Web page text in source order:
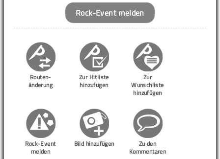
Rock-Event melden
Routen-
änderung
Zur Hitliste
hinzufügen
Zur
Wunschliste
hinzufügen
Rock-Event
melden
Bild hinzufügen
Zu den
Kommentaren